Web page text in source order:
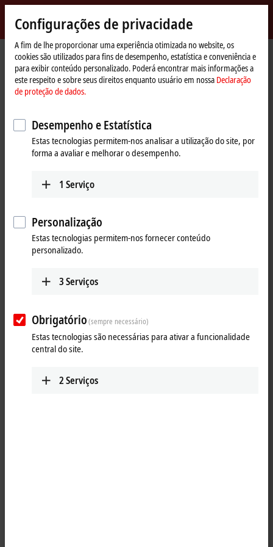
Beckhoff
-
New
Automation
Technology
myBeckhoff
Página
Inicial
Empresa Novidades Ligna
Ao clicar em "Aceitar", exibimos o vídeo e adaptamos a
Vimeo. Para tanto, observe nossaDeclaração de proteção de
Jun 2, 2017
Ligna
shown how to create added value in wood processing by means of an
Configurações de privacidade
A fim de lhe proporcionar uma experiência otimizada no website, os
cookies são utilizados para fins de desempenho, estatística e conveniência e
para exibir conteúdo personalizado. Poderá encontrar mais informações a
este respeito e sobre seus direitos enquanto usuário em nossa Declaração
de proteção de dados.
Desempenho e Estatística
Estas tecnologias permitem-nos analisar a utilização do site, por
forma a avaliar e melhorar o desempenho.
1 Serviço
Personalização
Estas tecnologias permitem-nos fornecer conteúdo
personalizado.
3Serviços
Obrigatório(sempre necessário)
Estas tecnologias são necessárias para ativar a funcionalidade
central do site.
2Serviços